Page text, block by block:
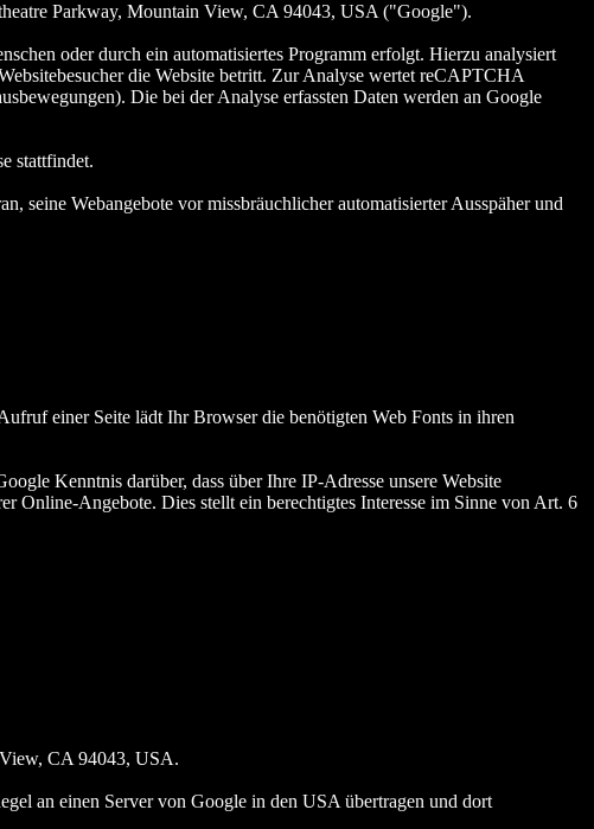
Parkway, Mountain View, CA 94043, USA ("Google").
oder durch ein automatisiertes Programm erfolgt. Hierzu analysiert
die Website betritt. Zur Analyse wertet reCAPTCHA
Die bei der Analyse erfassten Daten werden an Google
stattfindet.
seine Webangebote vor missbräuchlicher automatisierter Ausspäher und
einer Seite lädt Ihr Browser die benötigten Web Fonts in ihren
Kenntnis darüber, dass über Ihre IP-Adresse unsere Website
Online-Angebote. Dies stellt ein berechtigtes Interesse im Sinne von Art. 6
CA 94043, USA.
an einen Server von Google in den USA übertragen und dort